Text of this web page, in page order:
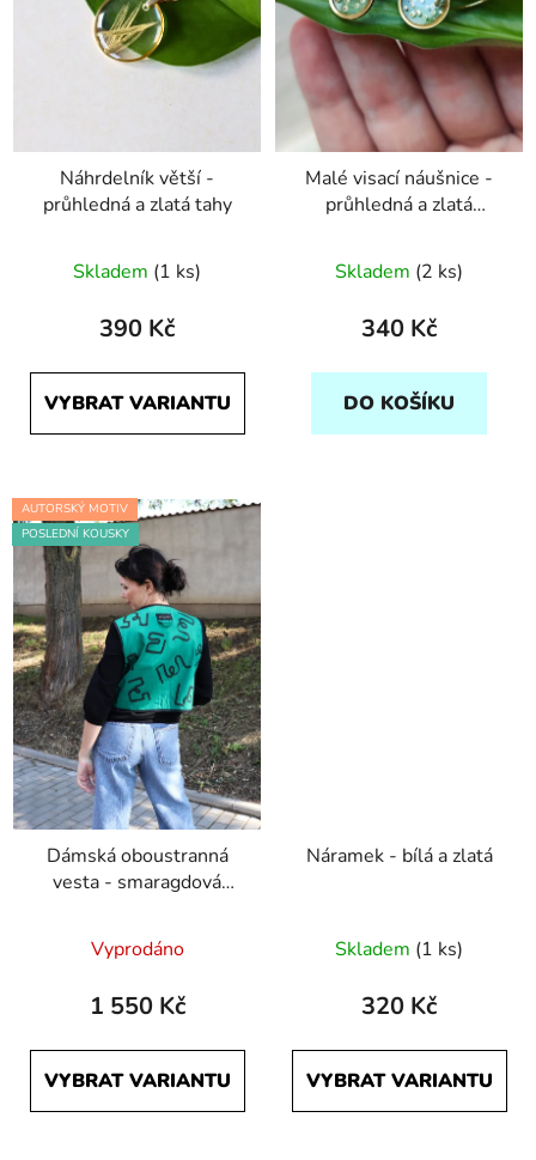
Náhrdelník větší -
průhledná a zlatá tahy
Skladem (1 ks)
390 Kč
VYBRAT VARIANTU
Malé visací náušnice -
průhledná a zlatá
Skladem (2 ks)
340 Kč
DO KOŠÍKU
AUTORSKÝ MOTIV
POSLEDNÍ KOUSKY
Dámská oboustranná
vesta - smaragdová
hodnocení
produktu
5,0
z
Vyprodáno
1 550 Kč
VYBRAT VARIANTU
Náramek - bílá a zlatá
Skladem (1 ks)
320 Kč
VYBRAT VARIANTU